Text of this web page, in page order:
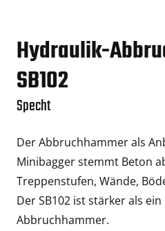
Hydraulik-
SB102
Specht
Der Abbruchhammer als
Minibagger stemmt Beton
Treppenstufen, Wände,
Der SB102 ist stärker als
Abbruchhammer.